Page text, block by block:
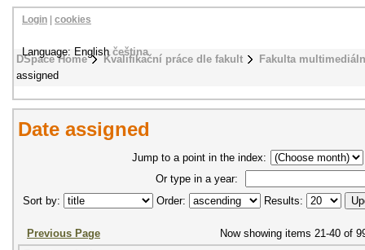
DSpace Home Kvalifikační práce dle fakult
Fakulta
assigned
Login cookies
Language: Englishčeština
Date assigned
Jump to a point in the index:
Or type in a year:
Sort by:
Order: Results:
Previous Page
Now showing items 21-40 of